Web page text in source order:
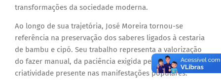
transformações da sociedade moderna.
Ao longo de sua trajetória, José Moreira tornou-se
referência na preservação dos saberes ligados à cestaria
de bambu e cipó. Seu trabalho representa a valorização
do fazer manual, da paciência exigida pelo ofício e da
criatividade presente nas manifestações populares.